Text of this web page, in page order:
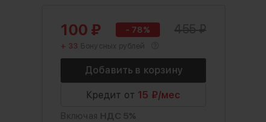
100 ₽ - 78% 455₽
+ 33 Бонусных рублей
Кредит от 15 ₽/мес
Включая НДС 5%